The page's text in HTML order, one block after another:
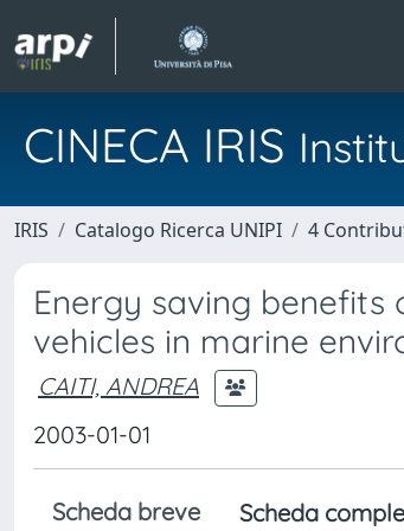
CINECA IRIS
IRIS Catalogo Ricerca UNIPI 4
Energy saving
vehicles in marine
CAITI, ANDREA
2003-01-01
Scheda breve Scheda